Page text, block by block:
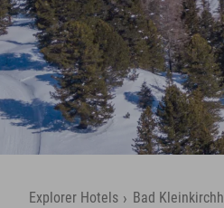
Explorer Hotels › Bad